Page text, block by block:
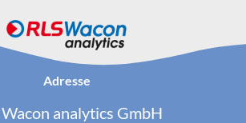
Adresse
Wacon analytics GmbH